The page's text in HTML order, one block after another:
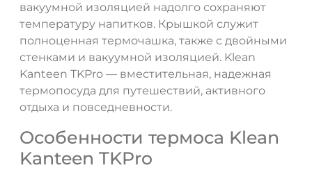
вакуумной изоляцией надолго сохраняют
температуру напитков. Крышкой служит
полноценная термочашка, также с двойными
стенками и вакуумной изоляцией. Klean
Kanteen TKPro — вместительная, надежная
термопосуда для путешествий, активного
отдыха и повседневности.
Особенности термоса Klean
Kanteen TKPro